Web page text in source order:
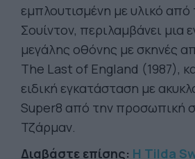
εμπλουτισμένη με υλικό από
Σουίντον, περιλαμβάνει μια
μεγάλης οθόνης με σκηνές
The Last of England (1987),
ειδική εγκατάσταση με
Super8 από την προσωπική
Τζάρμαν.
Διαβάστε επίσης: Η Tilda